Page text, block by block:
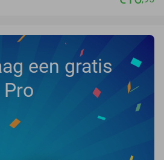
een gratis